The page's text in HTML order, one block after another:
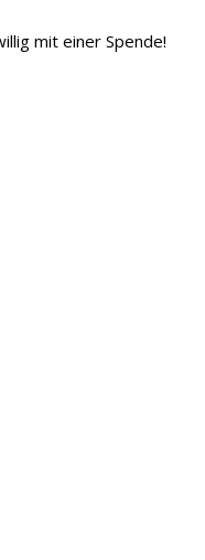
mit einer Spende!